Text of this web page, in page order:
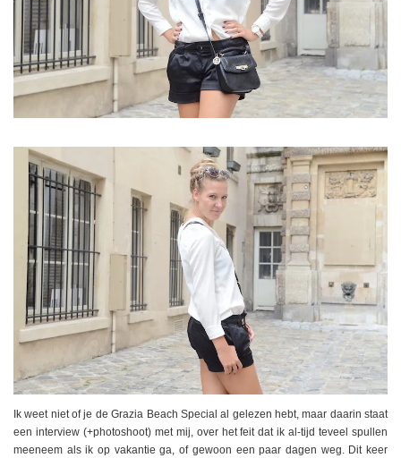
Ik weet niet of je de Grazia Beach Special al gelezen hebt, maar daarin staat
een interview (+photoshoot) met mij, over het feit dat ik al-tijd teveel spullen
meeneem als ik op vakantie ga, of gewoon een paar dagen weg. Dit keer